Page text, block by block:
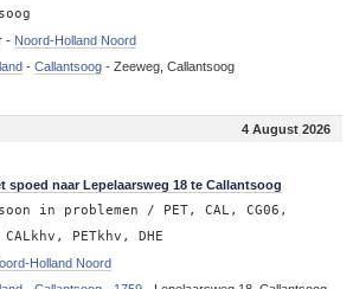
- Noord-Holland Noord
- Callantsoog- Zeeweg, Callantsoog
4 August 2026
spoed naar Lepelaarsweg 18 te Callantsoog
in problemen / PET, CAL, CG06,
PETkhv, DHE
Holland Noord